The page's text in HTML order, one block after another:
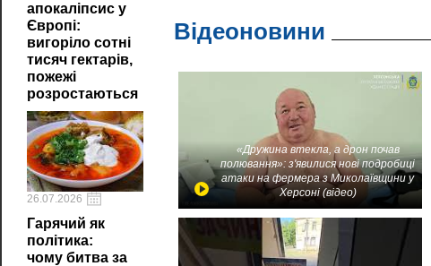
апокаліпсис у
Європі:
вигоріло сотні
тисяч гектарів,
пожежі
розростаються
26.07.2026
Гарячий як
політика:
чому битва за
Відеоновини
«Дружина втекла, а дрон почав
полювання»: з'явилися нові подробиці
атаки на фермера з Миколаївщини у
Херсоні (відео)